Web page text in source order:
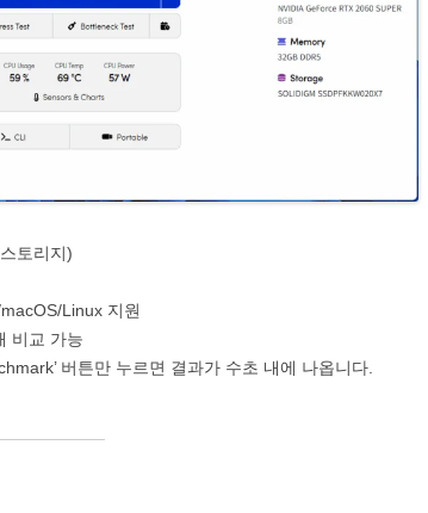
토리지)
Linux 지원
비교 가능
버튼만 누르면 결과가 수초 내에 나옵니다.